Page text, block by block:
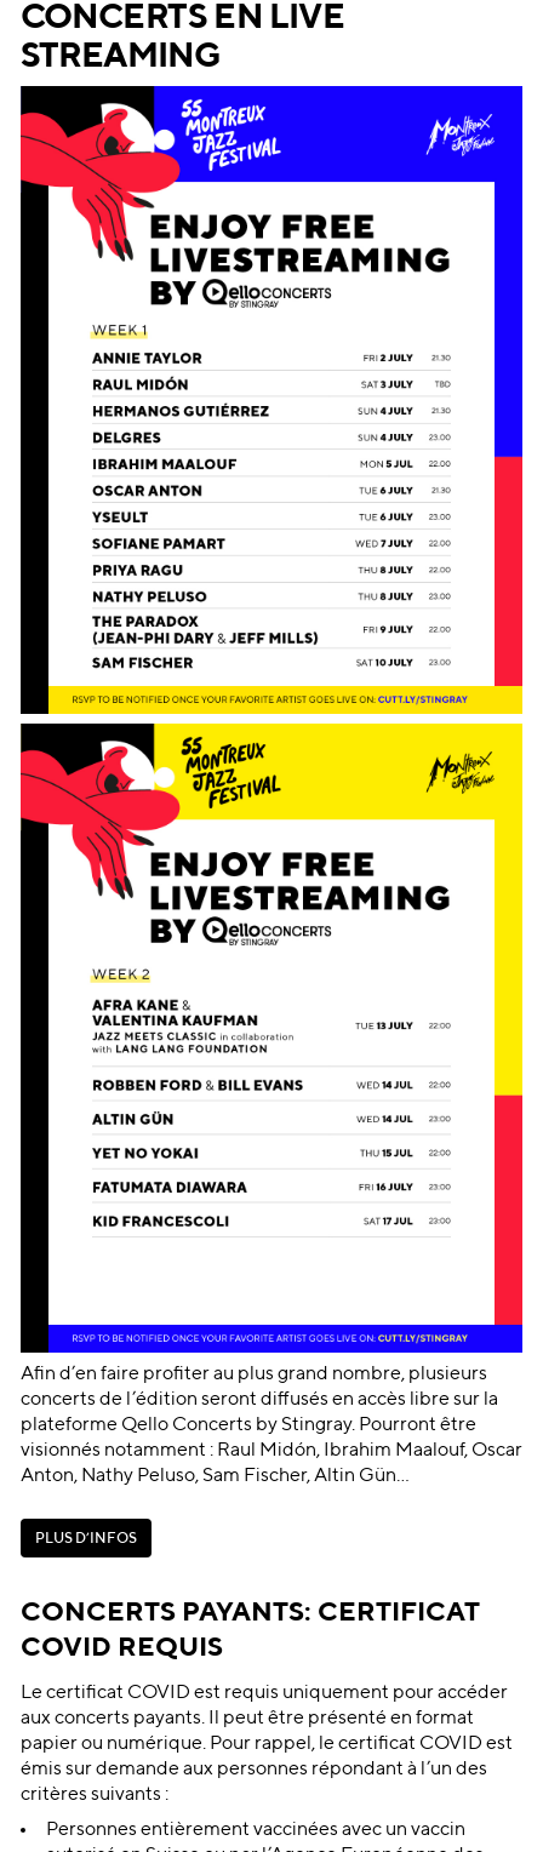
CONCERTS EN LIVE
STREAMING
Afin d’en faire profiter au plus grand nombre, plusieurs
concerts de l’édition seront diffusés en accès libre sur la
plateforme Qello Concerts by Stingray. Pourront être
visionnés notamment : Raul Midón, Ibrahim Maalouf, Oscar
Anton, Nathy Peluso, Sam Fischer, Altin Gün…
PLUS D’I N FOS
PLUSD’INFOS
CONCERTS PAYANTS: CERTIFICAT
COVID REQUIS
Le certificat COVID est requis uniquement pour accéder
aux concerts payants. Il peut être présenté en format
papier ou numérique. Pour rappel, le certificat COVID est
émis sur demande aux personnes répondant à l’un des
critères suivants :
Personnes entièrement vaccinées avec un vaccin